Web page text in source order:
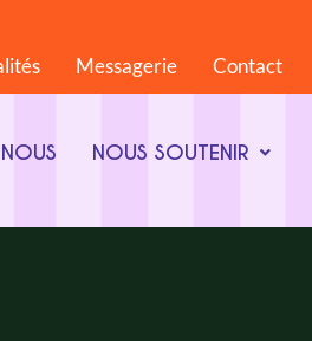
Messagerie Contact
NOUS SOUTENIR